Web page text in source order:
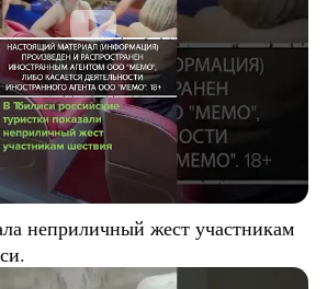
неприличный жест участникам